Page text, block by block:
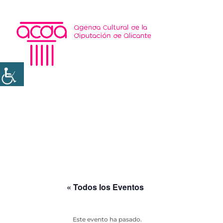
« Todos los Eventos
Este evento ha pasado.